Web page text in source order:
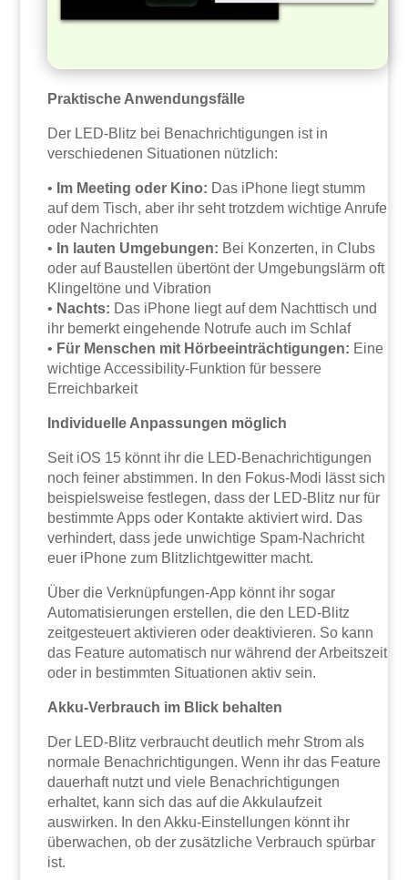
Praktische Anwendungsfälle
Der LED-Blitz bei Benachrichtigungen ist in
verschiedenen Situationen nützlich:
• Im Meeting oder Kino: Das iPhone liegt stumm
auf dem Tisch, aber ihr seht trotzdem wichtige Anrufe
oder Nachrichten
• In lauten Umgebungen: Bei Konzerten, in Clubs
oder auf Baustellen übertönt der Umgebungslärm oft
Klingeltöne und Vibration
• Nachts: Das iPhone liegt auf dem Nachttisch und
ihr bemerkt eingehende Notrufe auch im Schlaf
• Für Menschen mit Hörbeeinträchtigungen: Eine
wichtige Accessibility-Funktion für bessere
Erreichbarkeit
Individuelle Anpassungen möglich
Seit iOS 15 könnt ihr die LED-Benachrichtigungen
noch feiner abstimmen. In den Fokus-Modi lässt sich
beispielsweise festlegen, dass der LED-Blitz nur für
bestimmte Apps oder Kontakte aktiviert wird. Das
verhindert, dass jede unwichtige Spam-Nachricht
euer iPhone zum Blitzlichtgewitter macht.
Über die Verknüpfungen-App könnt ihr sogar
Automatisierungen erstellen, die den LED-Blitz
zeitgesteuert aktivieren oder deaktivieren. So kann
das Feature automatisch nur während der Arbeitszeit
oder in bestimmten Situationen aktiv sein.
Akku-Verbrauch im Blick behalten
Der LED-Blitz verbraucht deutlich mehr Strom als
normale Benachrichtigungen. Wenn ihr das Feature
dauerhaft nutzt und viele Benachrichtigungen
erhaltet, kann sich das auf die Akkulaufzeit
auswirken. In den Akku-Einstellungen könnt ihr
überwachen, ob der zusätzliche Verbrauch spürbar
ist.